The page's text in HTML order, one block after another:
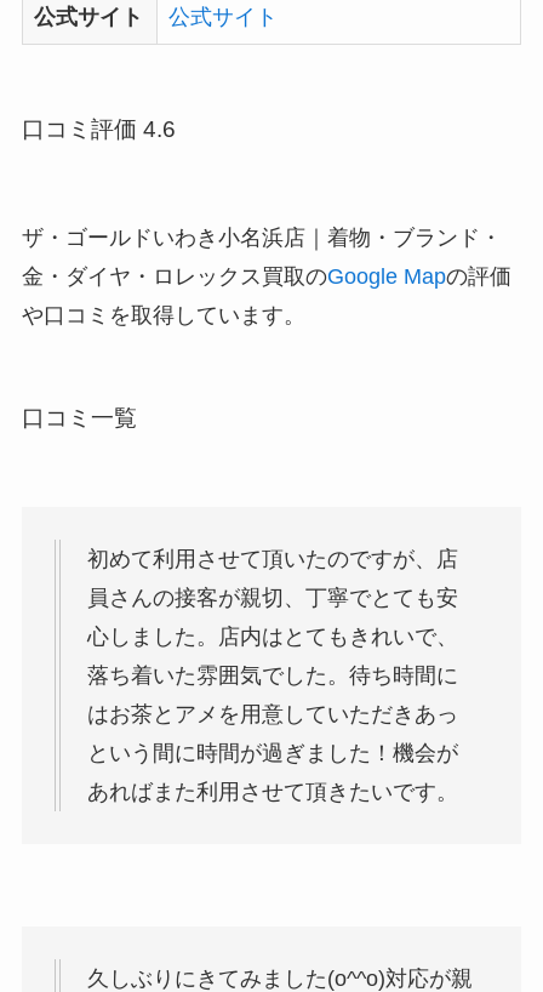
公式サイト 公式サイト
口コミ評価 4.6
ザ・ゴールドいわき小名浜店｜着物・ブランド・
金・ダイヤ・ロレックス買取のGoogle Mapの評価
や口コミを取得しています。
口コミ一覧
初めて利用させて頂いたのですが、店
員さんの接客が親切、丁寧でとても安
心しました。店内はとてもきれいで、
落ち着いた雰囲気でした。待ち時間に
はお茶とアメを用意していただきあっ
という間に時間が過ぎました！機会が
あればまた利用させて頂きたいです。
久しぶりにきてみました(o^^o)対応が親